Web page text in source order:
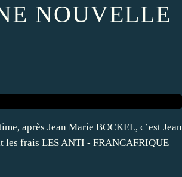
NOUVELLE
après Jean Marie BOCKEL, c’est Jean
les frais LES ANTI - FRANCAFRIQUE